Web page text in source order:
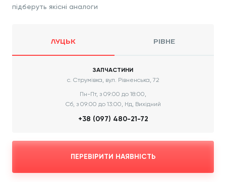
підберуть якісні аналоги
ЛУЦЬК РІВНЕ
ЗАПЧАСТИНИ
с. Струмівка, вул. Рівненська, 72
Пн-Пт, з 09:00 до 18:00,
Сб, з 09:00 до 13:00, Нд, Вихідний
+38 (097) 480-21-72
ПЕРЕВІРИТИ НАЯВНІСТЬ